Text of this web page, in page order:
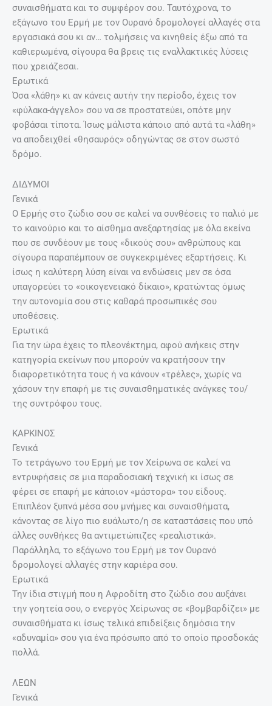
συναισθήματα και το συμφέρον σου. Ταυτόχρονα, το
εξάγωνο του Ερμή με τον Ουρανό δρομολογεί αλλαγές στα
εργασιακά σου κι αν… τολμήσεις να κινηθείς έξω από τα
καθιερωμένα, σίγουρα θα βρεις τις εναλλακτικές λύσεις
που χρειάζεσαι.
Ερωτικά
Όσα «λάθη» κι αν κάνεις αυτήν την περίοδο, έχεις τον
«φύλακα-άγγελο» σου να σε προστατεύει, οπότε μην
φοβάσαι τίποτα. Ίσως μάλιστα κάποιο από αυτά τα «λάθη»
να αποδειχθεί «θησαυρός» οδηγώντας σε στον σωστό
δρόμο.
ΔΙΔΥΜΟΙ
Γενικά
Ο Ερμής στο ζώδιο σου σε καλεί να συνθέσεις το παλιό με
το καινούριο και το αίσθημα ανεξαρτησίας με όλα εκείνα
που σε συνδέουν με τους «δικούς σου» ανθρώπους και
σίγουρα παραπέμπουν σε συγκεκριμένες εξαρτήσεις. Κι
ίσως η καλύτερη λύση είναι να ενδώσεις μεν σε όσα
υπαγορεύει το «οικογενειακό δίκαιο», κρατώντας όμως
την αυτονομία σου στις καθαρά προσωπικές σου
υποθέσεις.
Ερωτικά
Για την ώρα έχεις το πλεονέκτημα, αφού ανήκεις στην
κατηγορία εκείνων που μπορούν να κρατήσουν την
διαφορετικότητα τους ή να κάνουν «τρέλες», χωρίς να
χάσουν την επαφή με τις συναισθηματικές ανάγκες του/
της συντρόφου τους.
ΚΑΡΚΙΝΟΣ
Γενικά
Το τετράγωνο του Ερμή με τον Χείρωνα σε καλεί να
εντρυφήσεις σε μια παραδοσιακή τεχνική κι ίσως σε
φέρει σε επαφή με κάποιον «μάστορα» του είδους.
Επιπλέον ξυπνά μέσα σου μνήμες και συναισθήματα,
κάνοντας σε λίγο πιο ευάλωτο/η σε καταστάσεις που υπό
άλλες συνθήκες θα αντιμετώπιζες «ρεαλιστικά».
Παράλληλα, το εξάγωνο του Ερμή με τον Ουρανό
δρομολογεί αλλαγές στην καριέρα σου.
Ερωτικά
Την ίδια στιγμή που η Αφροδίτη στο ζώδιο σου αυξάνει
την γοητεία σου, ο ενεργός Χείρωνας σε «βομβαρδίζει» με
συναισθήματα κι ίσως τελικά επιδείξεις δημόσια την
«αδυναμία» σου για ένα πρόσωπο από το οποίο προσδοκάς
πολλά.
ΛΕΩΝ
Γενικά